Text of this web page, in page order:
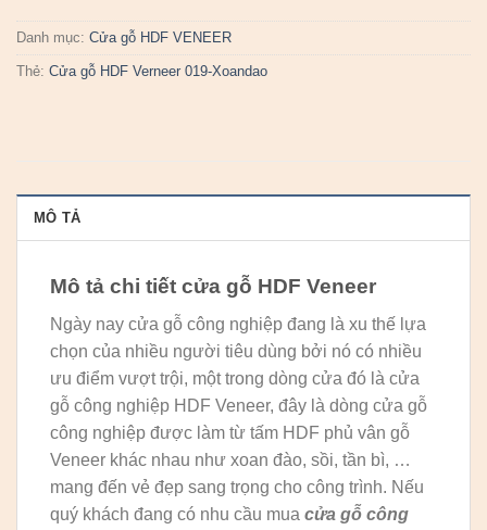
Danh mục: Cửa gỗ HDF VENEER
Thẻ: Cửa gỗ HDF Verneer 019-Xoandao
MÔ TẢ
Mô tả chi tiết cửa gỗ HDF Veneer
Ngày nay cửa gỗ công nghiệp đang là xu thế lựa
chọn của nhiều người tiêu dùng bởi nó có nhiều
ưu điểm vượt trội, một trong dòng cửa đó là cửa
gỗ công nghiệp HDF Veneer, đây là dòng cửa gỗ
công nghiệp được làm từ tấm HDF phủ vân gỗ
Veneer khác nhau như xoan đào, sồi, tần bì, …
mang đến vẻ đẹp sang trọng cho công trình. Nếu
quý khách đang có nhu cầu mua cửa gỗ công